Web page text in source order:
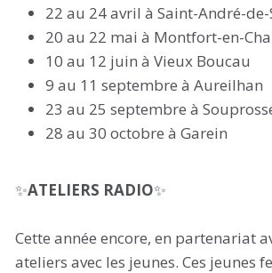
22 au 24 avril à Saint-André-
20 au 22 mai à Montfort-en-
10 au 12 juin à Vieux Boucau
9 au 11 septembre à Aureilhan
23 au 25 septembre à
28 au 30 octobre à Garein
✨ATELIERS RADIO✨
Cette année encore, en partenariat
ateliers avec les jeunes. Ces